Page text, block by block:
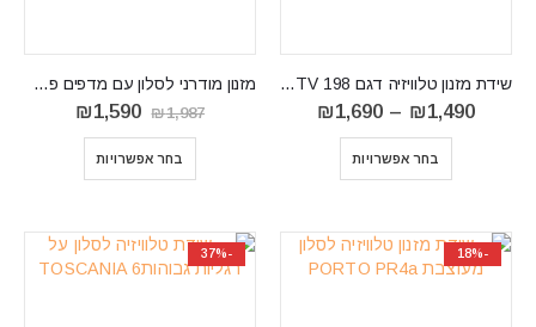
שידת מזנון טלוויזיה דגם ANETTE-RTV 198
₪1,490
–
₪1,690
בחר אפשרויות
מזנון מודרני לסלון עם מדפים פתוחים דגם ECO
₪1,987
המחיר
המקורי
₪1,987.
₪1,590
בחר אפשרויות
-18%
-37%